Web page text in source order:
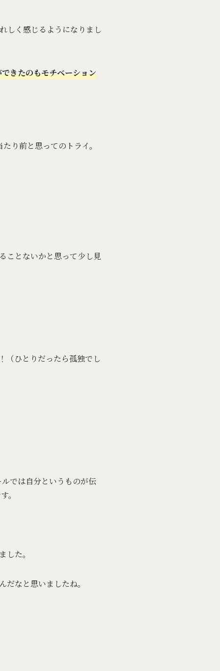
しく感じるようになりまし
きたのもモチベーション
り前と思ってのトライ。
ことないかと思って少し見
（ひとりだったら孤独でし
では自分というものが伝
。
た。
なと思いましたね。